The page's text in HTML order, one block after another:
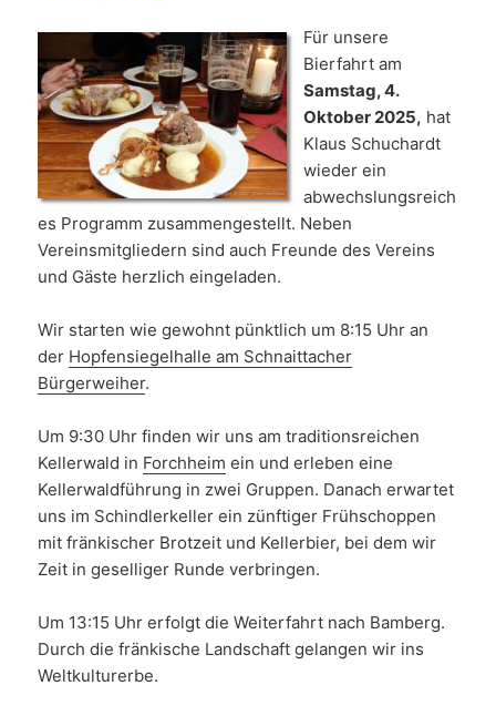
Für unsere
Bierfahrt am
Samstag, 4.
Oktober 2025, hat
Klaus Schuchardt
wieder ein
abwechslungsreich
es Programm zusammengestellt. Neben
Vereinsmitgliedern sind auch Freunde des Vereins
und Gäste herzlich eingeladen.
Wir starten wie gewohnt pünktlich um 8:15 Uhr an
der Hopfensiegelhalle am Schnaittacher
Bürgerweiher.
Um 9:30 Uhr finden wir uns am traditionsreichen
Kellerwald in Forchheim ein und erleben eine
Kellerwaldführung in zwei Gruppen. Danach erwartet
uns im Schindlerkeller ein zünftiger Frühschoppen
mit fränkischer Brotzeit und Kellerbier, bei dem wir
Zeit in geselliger Runde verbringen.
Um 13:15 Uhr erfolgt die Weiterfahrt nach Bamberg.
Durch die fränkische Landschaft gelangen wir ins
Weltkulturerbe.